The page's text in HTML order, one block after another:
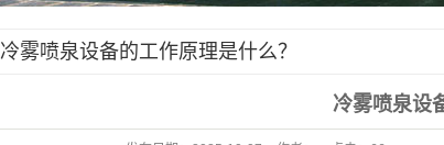
冷雾喷泉设备的工作原理是什么？
冷雾喷泉设